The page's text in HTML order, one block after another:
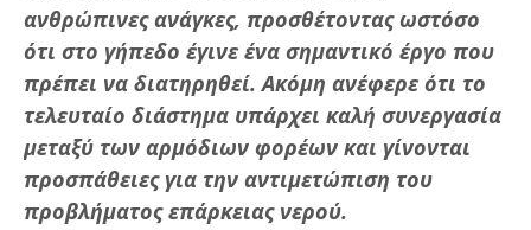
ανθρώπινες ανάγκες, προσθέτοντας ωστόσο
ότι στο γήπεδο έγινε ένα σημαντικό έργο που
πρέπει να διατηρηθεί. Ακόμη ανέφερε ότι το
τελευταίο διάστημα υπάρχει καλή συνεργασία
μεταξύ των αρμόδιων φορέων και γίνονται
προσπάθειες για την αντιμετώπιση του
προβλήματος επάρκειας νερού.